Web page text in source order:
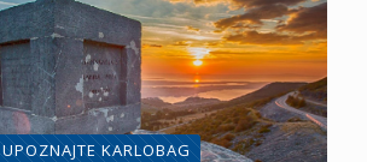
UPOZNAJTE KARLOBAG